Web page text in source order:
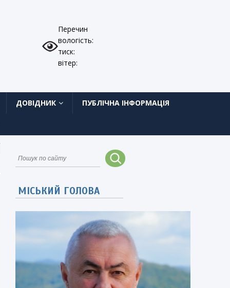
Перечин
вологість:
тиск:
вітер:
ДОВІДНИК ПУБЛІЧНА ІНФОРМАЦІЯ
МІСЬКИЙ ГОЛОВА